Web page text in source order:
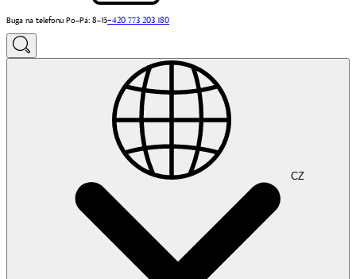
Buga na telefonu Po–Pá: 8–15+420 773 203 180
CZ